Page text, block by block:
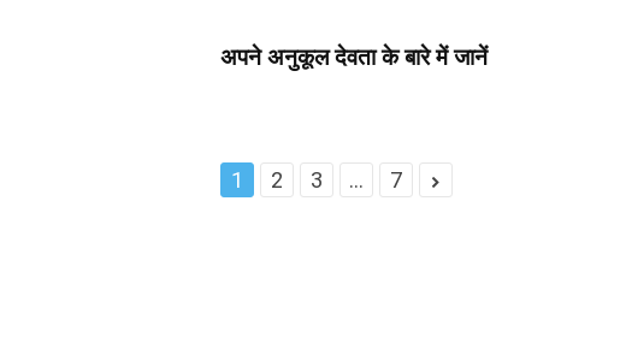
अपने अनुकूल देवता के बारे में जानें
1 2 3 ... 7